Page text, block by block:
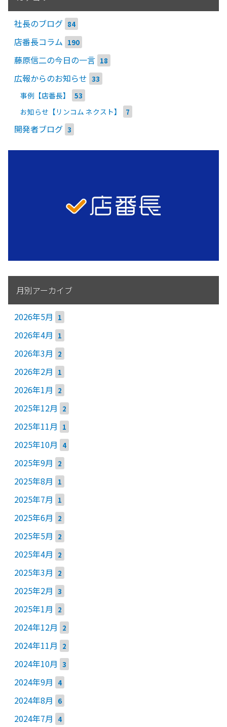
社長のブログ 84
店番長コラム 190
藤原信二の今日の一言 18
広報からのお知らせ 33
事例【店番長】 53
お知らせ【リンコム ネクスト】 7
開発者ブログ 3
月別アーカイブ
2026年5月 1
2026年4月 1
2026年3月 2
2026年2月 1
2026年1月 2
2025年12月 2
2025年11月 1
2025年10月 4
2025年9月 2
2025年8月 1
2025年7月 1
2025年6月 2
2025年5月 2
2025年4月 2
2025年3月 2
2025年2月 3
2025年1月 2
2024年12月 2
2024年11月 2
2024年10月 3
2024年9月 4
2024年8月 6
2024年7月 4